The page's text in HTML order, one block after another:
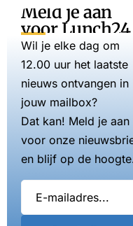
Meld je aan
voor Lunch24
Wil je elke dag om
12.00 uur het laatste
nieuws ontvangen in
jouw mailbox?
Dat kan! Meld je aan
voor onze
en blijf op de